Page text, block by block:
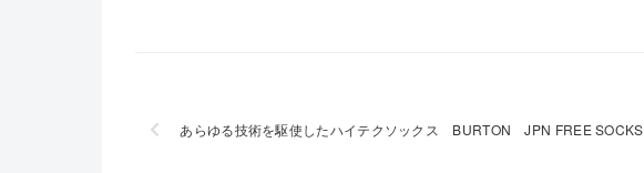
あらゆる技術を駆使したハイテクソックス BURTON JPN FREE SOCKS